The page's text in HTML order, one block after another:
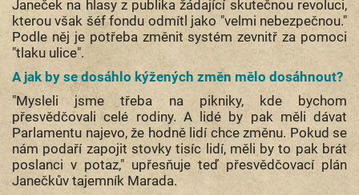
Janeček na hlasy z publika žádající skutečnou revoluci,
kterou však šéf fondu odmítl jako "velmi nebezpečnou."
Podle něj je potřeba změnit systém zevnitř za pomoci
"tlaku ulice".
A jak by se dosáhlo kýžených změn mělo dosáhnout?
"Mysleli jsme třeba na pikniky, kde bychom
přesvědčovali celé rodiny. A lidé by pak měli dávat
Parlamentu najevo, že hodně lidí chce změnu. Pokud se
nám podaří zapojit stovky tisíc lidí, měli by to pak brát
poslanci v potaz," upřesňuje teď přesvědčovací plán
Janečkův tajemník Marada.